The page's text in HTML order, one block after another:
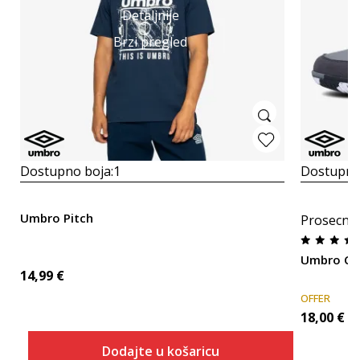
Detaljnije
Brzi pregled
Dostupno boja:1
Umbro Pitch
14,99 €
Dodajte u košaricu
Umbro
OFFER
18,00 €